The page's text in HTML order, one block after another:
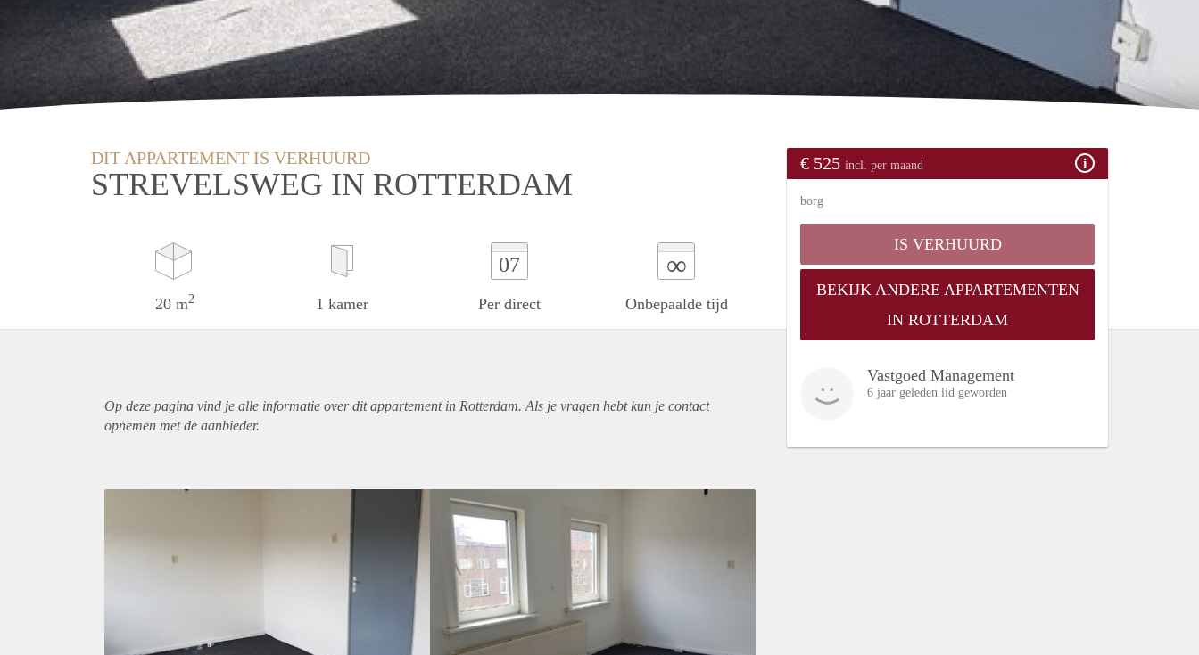
DIT APPARTEMENT IS VERHUURD
STREVELSWEG IN ROTTERDAM
20 m2 1 kamer
07
Per direct
∞
Onbepaalde tijd
€ 525 incl. per maand
borg
IS VERHUURD
BEKIJK ANDERE APPARTEMENTEN
IN ROTTERDAM
Vastgoed Management
6 jaar geleden lid geworden
Op deze pagina vind je alle informatie over ditappartementin Rotterdam. Als je vragen hebt kun je contact
opnemen met de aanbieder.